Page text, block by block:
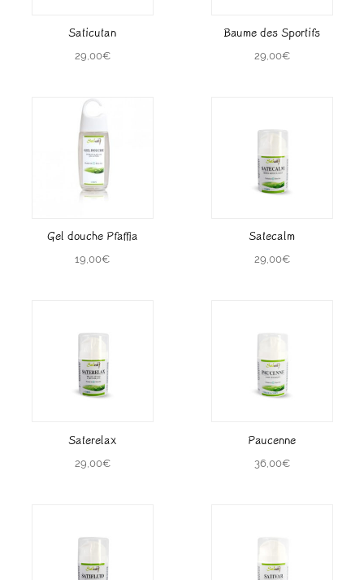
Saticutan
29,00€
Baume des Sportifs
29,00€
Gel douche Pfaffia
19,00€
Satecalm
29,00€
Saterelax
29,00€
Paucenne
36,00€